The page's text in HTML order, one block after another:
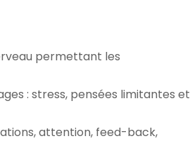
permettant les
: stress, pensées limitantes et
attention, feed-back,